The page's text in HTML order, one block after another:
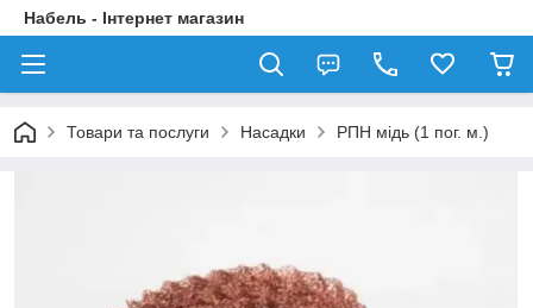
Набель - Інтернет магазин
Товари та послуги Насадки РПН мідь (1 пог. м.)